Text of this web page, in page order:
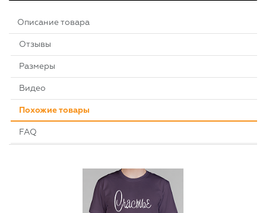
Описание товара
Отзывы
Размеры
Видео
Похожие товары
FAQ